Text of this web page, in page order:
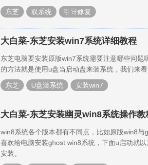
东芝 双系统 引导修复
大白菜-东芝安装win7系统详细教程
东芝电脑要安装原版win7系统需要注意哪些问
的方法就是使用u盘当启动盘来装系统，我们来
东芝 U盘装系统 安装win7
大白菜-东芝安装幽灵win8系统操作教
win8系统各个版本都有不同点，比如原版win8
喜欢给电脑安装ghost win8系统，下面u启动就
安装。